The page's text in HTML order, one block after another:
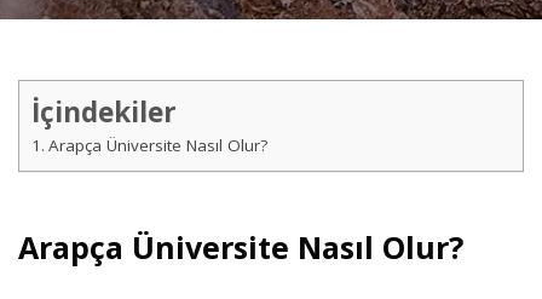
İçindekiler
Arapça Üniversite Nasıl Olur?
Arapça Üniversite Nasıl Olur?